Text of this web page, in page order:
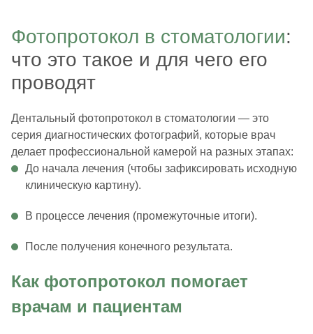
Фотопротокол в стоматологии:
что это такое и для чего его
проводят
Дентальный фотопротокол в стоматологии — это
серия диагностических фотографий, которые врач
делает профессиональной камерой на разных этапах:
До начала лечения (чтобы зафиксировать исходную
клиническую картину).
В процессе лечения (промежуточные итоги).
После получения конечного результата.
Как фотопротокол помогает
врачам и пациентам